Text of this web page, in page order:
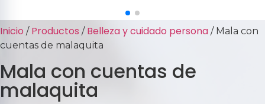
Inicio / Productos / Belleza y cuidado persona / Mala con
cuentas de malaquita
Mala con cuentas de
malaquita